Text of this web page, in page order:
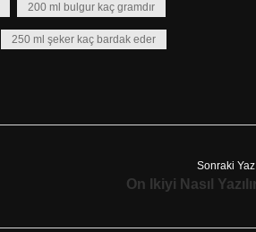
200 ml bulgur kaç gramdır
250 ml şeker kaç bardak eder
Sonraki
On Ikiyi Nasıl